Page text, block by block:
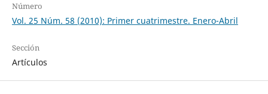
Número
Vol. 25 Núm. 58 (2010): Primer cuatrimestre. Enero-Abril
Sección
Artículos